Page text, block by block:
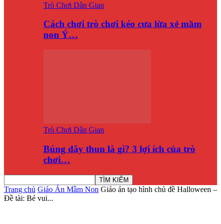
Trò Chơi Dân Gian
Cách chơi trò chơi kéo cưa lừa xẻ mầm
non Ý…
Trò Chơi Dân Gian
Búng dây thun là gì? 3 lợi ích của trò
chơi…
Trang chủ Giáo Án Mầm Non Giáo án tạo hình chủ đề Halloween –
Đề tài: Bé vui...